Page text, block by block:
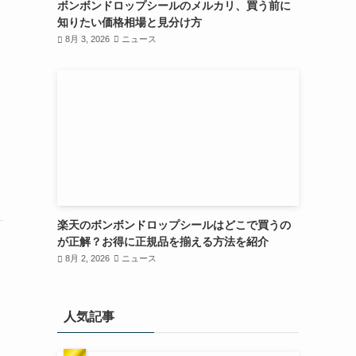
ボンボンドロップシールのメルカリ、買う前に
知りたい価格相場と見分け方
8月 3, 2026 ニュース
楽天のボンボンドロップシールはどこで買うの
が正解？お得に正規品を揃える方法を紹介
8月 2, 2026 ニュース
人気記事